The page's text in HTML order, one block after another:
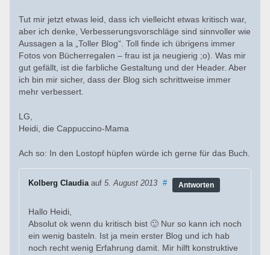
Tut mir jetzt etwas leid, dass ich vielleicht etwas kritisch war,
aber ich denke, Verbesserungsvorschläge sind sinnvoller wie
Aussagen a la „Toller Blog“. Toll finde ich übrigens immer
Fotos von Bücherregalen – frau ist ja neugierig ;o). Was mir
gut gefällt, ist die farbliche Gestaltung und der Header. Aber
ich bin mir sicher, dass der Blog sich schrittweise immer
mehr verbessert.
LG,
Heidi, die Cappuccino-Mama
Ach so: In den Lostopf hüpfen würde ich gerne für das Buch.
Kolberg Claudiaauf 5. August 2013 # Antworten
Hallo Heidi,
Absolut ok wenn du kritisch bist 🙂 Nur so kann ich noch
ein wenig basteln. Ist ja mein erster Blog und ich hab
noch recht wenig Erfahrung damit. Mir hilft konstruktive